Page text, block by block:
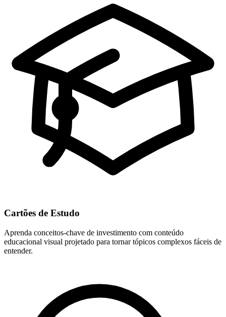
Cartões de Estudo
Aprenda conceitos-chave de investimento com conteúdo
educacional visual projetado para tornar tópicos complexos fáceis de
entender.